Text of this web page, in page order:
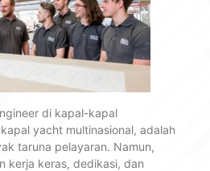
di kapal-kapal
yacht multinasional, adalah
taruna pelayaran. Namun,
kerja keras, dedikasi, dan